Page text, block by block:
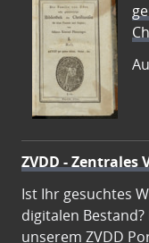
ZVDD -
Ist Ihr gesuchtes
digitalen
unserem ZVDD